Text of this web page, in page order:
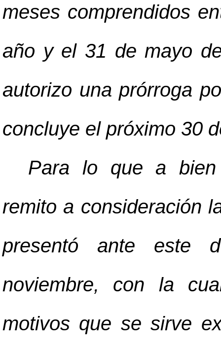
meses comprendidos
año y el 31 de mayo
autorizo una prórroga
concluye el próximo 30
Para lo que a bien
remito a consideración
presentó ante este
noviembre, con la
motivos que se sirve